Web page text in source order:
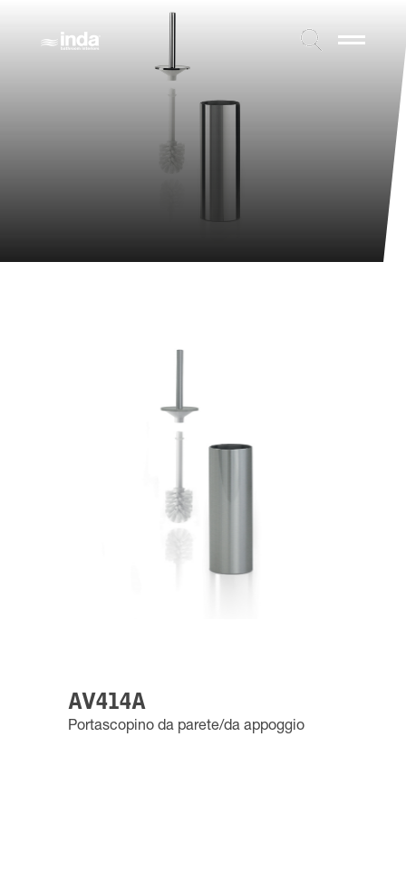
AV414A
Portascopino da parete/da appoggio